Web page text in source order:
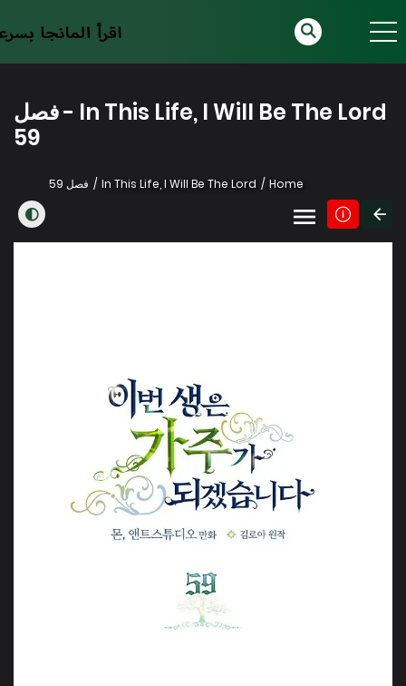
In This Life, I Will Be The Lord - فصل
59
Home
In This Life, I Will Be The Lord فصل 59